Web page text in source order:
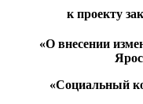
к проекту
«О внесении
«Социальный